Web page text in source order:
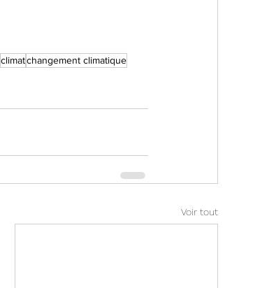
climatchangement climatique
Voir tout